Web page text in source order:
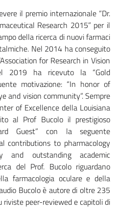
il premio internazionale “Dr.
Research 2015” per il
della ricerca di nuovi farmaci
Nel 2014 ha conseguito
for Research in Vision
2019 ha ricevuto la “Gold
motivazione: “In honor of
and vision community”. Sempre
of Excellence della Louisiana
al Prof Bucolo il prestigioso
Guest” con la seguente
contributions to pharmacology
and outstanding academic
del Prof. Bucolo riguardano
farmacologia oculare e della
Bucolo è autore di oltre 235
peer-reviewed e capitoli di